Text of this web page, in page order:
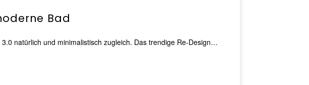
Bad
natürlich und minimalistisch zugleich. Das trendige Re-Design…